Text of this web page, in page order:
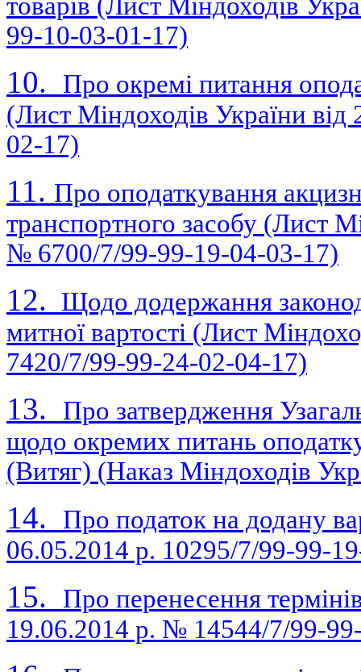
99-10-03-01-17)
10.
Про окремі питання
(Лист Міндоходів України
02-17)
11. Про оподаткування
транспортного засобу (Лист
№ 6700/7/99-99-19-04-03-17)
12. Щодо додержання
митної вартості (Лист
7420/7/99-99-24-02-04-17)
13.
Про затвердження
щодо окремих питань
(Витяг) (Наказ Міндоходів
14.
Про податок на додану
06.05.2014 р. 10295/7/99-99-
15.
Про перенесення
19.06.2014 р. № 14544/7/99-